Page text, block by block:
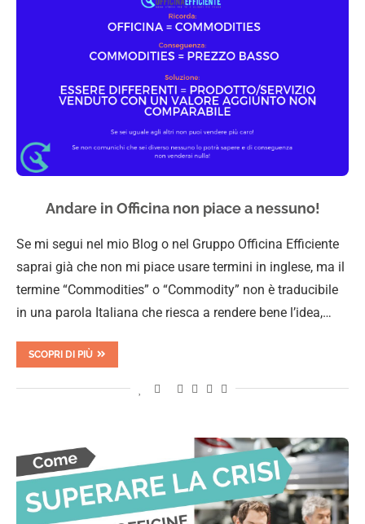
Andare in Officina non piace a nessuno!
Se mi segui nel mio Blog o nel Gruppo Officina Efficiente
saprai già che non mi piace usare termini in inglese, ma il
termine “Commodities” o “Commodity” non è traducibile
in una parola Italiana che riesca a rendere bene l’idea,…
SCOPRI DI PIÙ